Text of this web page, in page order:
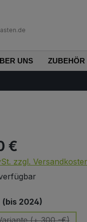
UNS ZUBEHÖR
€
zzgl.
2024)auswählen